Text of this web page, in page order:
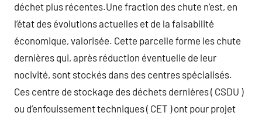
déchet plus récentes.Une fraction des chute n’est, en
l’état des évolutions actuelles et de la faisabilité
économique, valorisée. Cette parcelle forme les chute
dernières qui, après réduction éventuelle de leur
nocivité, sont stockés dans des centres spécialisés.
Ces centre de stockage des déchets dernières ( CSDU )
ou d’enfouissement techniques ( CET ) ont pour projet